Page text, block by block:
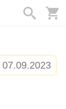
07.09.2023